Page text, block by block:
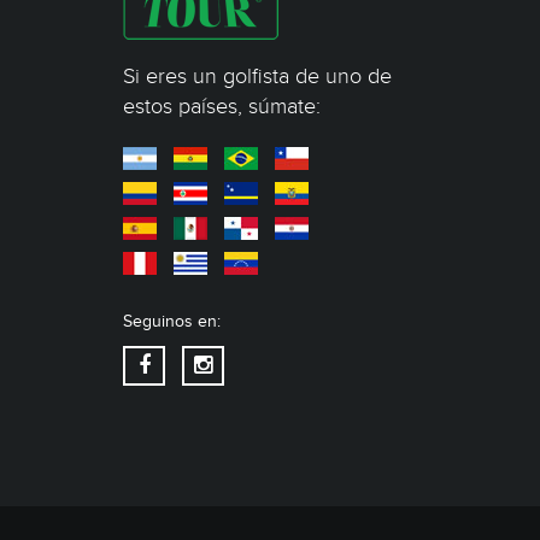
Si eres un golfista de uno de
estos países, súmate:
Seguinos en: